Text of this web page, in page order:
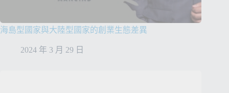
海島型國家與大陸型國家的創業生態差異
2024 年 3 月 29 日